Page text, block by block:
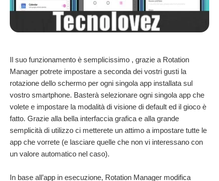
Il suo funzionamento è semplicissimo , grazie a Rotation
Manager potrete impostare a seconda dei vostri gusti la
rotazione dello schermo per ogni singola app installata sul
vostro smartphone. Basterà selezionare ogni singola app che
volete e impostare la modalità di visione di default ed il gioco è
fatto. Grazie alla bella interfaccia grafica e alla grande
semplicità di utilizzo ci metterete un attimo a impostare tutte le
app che vorrete (e lasciare quelle che non vi interessano con
un valore automatico nel caso).
In base all’app in esecuzione, Rotation Manager modifica